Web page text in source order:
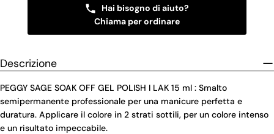
Hai bisogno di aiuto?
Chiama per ordinare
Descrizione
PEGGY SAGE SOAK OFF GEL POLISH I LAK 15 ml : Smalto
semipermanente professionale per una manicure perfetta e
duratura. Applicare il colore in 2 strati sottili, per un colore intenso
e un risultato impeccabile.